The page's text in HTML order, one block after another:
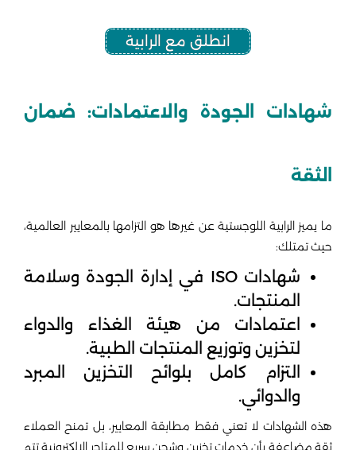
انطلق مع الرابية
شهادات الجودة والاعتمادات: ضمان
الثقة
ما يميز الرابية اللوجستية عن غيرها هو التزامها بالمعايير العالمية،
حيث تمتلك:
شهادات ISO في إدارة الجودة وسلامة
المنتجات.
اعتمادات من هيئة الغذاء والدواء
لتخزين وتوزيع المنتجات الطبية.
التزام كامل بلوائح التخزين المبرد
والدوائي.
هذه الشهادات لا تعني فقط مطابقة المعايير، بل تمنح العملاء
ثقة مضاعفة بأن خدمات تخزين وشحن سريع للمتاجر الإلكترونية تتم